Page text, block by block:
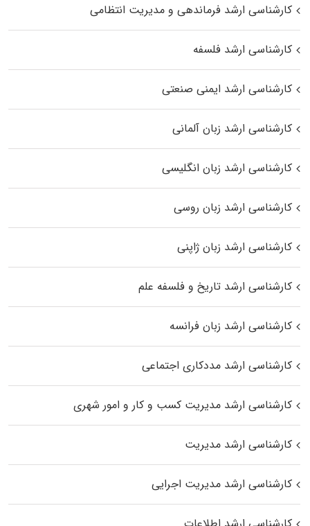
کارشناسی ارشد فرماندهی و مدیریت انتظامی
کارشناسی ارشد فلسفه
کارشناسی ارشد ایمنی صنعتی
کارشناسی ارشد زبان آلمانی
کارشناسی ارشد زبان انگلیسی
کارشناسی ارشد زبان روسی
کارشناسی ارشد زبان ژاپنی
کارشناسی ارشد تاریخ و فلسفه علم
کارشناسی ارشد زبان فرانسه
کارشناسی ارشد مددکاری اجتماعی
کارشناسی ارشد مدیریت کسب و کار و امور شهری
کارشناسی ارشد مدیریت
کارشناسی ارشد مدیریت اجرایی